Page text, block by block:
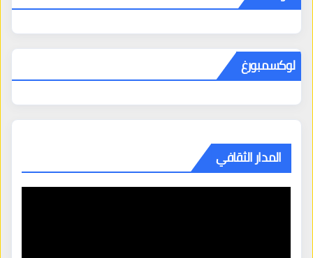
لوكسمبورغ
المدار الثقافي